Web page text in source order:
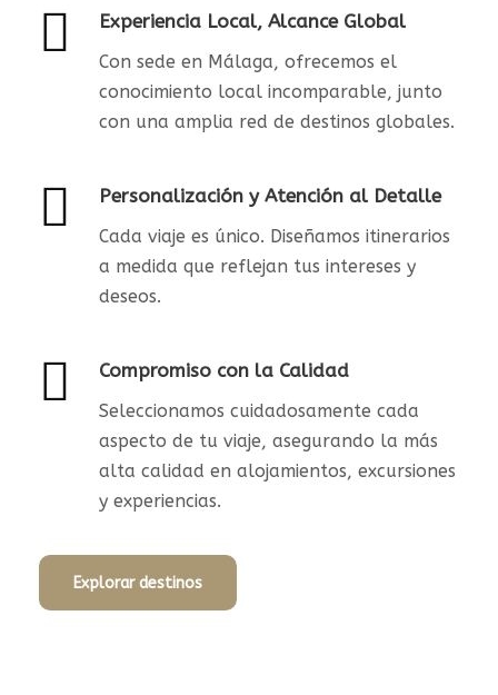
Experiencia Local, Alcance Global
Con sede en Málaga, ofrecemos el
conocimiento local incomparable, junto
con una amplia red de destinos globales.
Personalización y Atención al Detalle
Cada viaje es único. Diseñamos itinerarios
a medida que reflejan tus intereses y
deseos.
Compromiso con la Calidad
Seleccionamos cuidadosamente cada
aspecto de tu viaje, asegurando la más
alta calidad en alojamientos, excursiones
y experiencias.
Explorar destinos